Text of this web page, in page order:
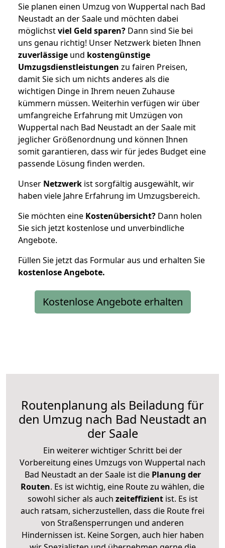
Sie planen einen Umzug von Wuppertal nach Bad
Neustadt an der Saale und möchten dabei
möglichstviel Geld sparen? Dann sind Sie bei
uns genau richtig! Unser Netzwerk bieten Ihnen
zuverlässige und kostengünstige
Umzugsdienstleistungen zu fairen Preisen,
damit Sie sich um nichts anderes als die
wichtigen Dinge in Ihrem neuen Zuhause
kümmern müssen. Weiterhin verfügen wir über
umfangreiche Erfahrung mit Umzügen von
Wuppertal nach Bad Neustadt an der Saale mit
jeglicher Größenordnung und können Ihnen
somit garantieren, dass wir für jedes Budget eine
passende Lösung finden werden.
Unser Netzwerk ist sorgfältig ausgewählt, wir
haben viele Jahre Erfahrung im Umzugsbereich.
Sie möchten eine Kostenübersicht? Dann holen
Sie sich jetzt kostenlose und unverbindliche
Angebote.
Füllen Sie jetzt das Formular aus und erhalten Sie
kostenloseAngebote.
Kostenlose Angebote erhalten
Routenplanung als Beiladung für
den Umzug nach Bad Neustadt an
der Saale
Ein weiterer wichtiger Schritt bei der
Vorbereitung eines Umzugs von Wuppertal nach
Bad Neustadt an der Saale ist diePlanung der
Routen. Es ist wichtig, eine Route zu wählen, die
sowohl sicher als auch zeiteffizientist. Es ist
auch ratsam, sicherzustellen, dass die Route frei
von Straßensperrungen und anderen
Hindernissen ist. Keine Sorgen, auch hier haben